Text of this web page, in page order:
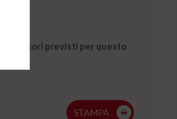
previsti per questo
STAMPA